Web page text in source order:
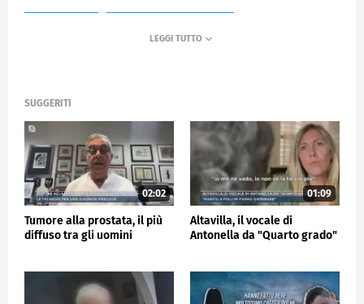
SUGGERITI
02:02
Tumore alla prostata, il più
diffuso tra gli uomini
01:09
Altavilla, il vocale di
Antonella da "Quarto grado"